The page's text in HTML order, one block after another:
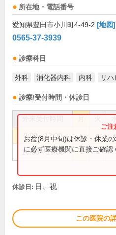
所在地・電話番号
愛知県豊田市小川町4-49-2 [地図]
0565-37-3939
診療科目
外科 消化器内科 内科 リ
診療/受付時間・休診日
8:30～12:00 ● ● ●
16:00～19:00 ● ●
お盆(8月中旬)は休診・休業
に必ず医療機関に直接ご確認
休診日: 日、祝
この医院の